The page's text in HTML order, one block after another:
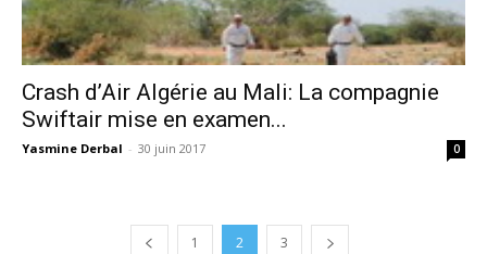
Crash d’Air Algérie au Mali: La compagnie
Swiftair mise en examen...
Yasmine Derbal - 30 juin 2017 0
1 2 3